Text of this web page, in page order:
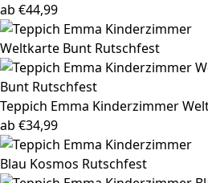
ab €44,99
Teppich Emma Kinderzimmer
ab €34,99